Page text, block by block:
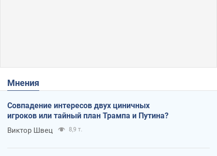
Мнения
Совпадение интересов двух циничных
игроков или тайный план Трампа и Путина?
Виктор Швец 8,9 т.